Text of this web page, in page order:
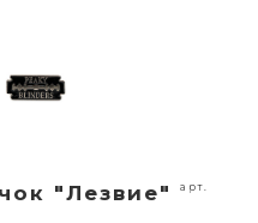
"Лезвие" арт.